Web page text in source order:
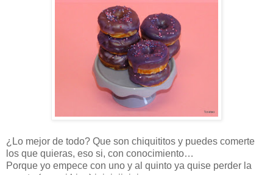
¿Lo mejor de todo? Que son chiquititos y puedes comerte
los que quieras, eso si, con conocimiento…
Porque yo empece con uno y al quinto ya quise perder la